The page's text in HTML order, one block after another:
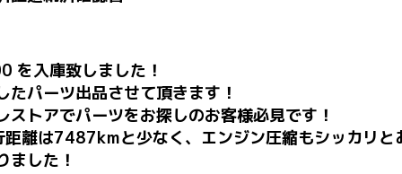
を入庫致しました！
パーツ出品させて頂きます！
トアでパーツをお探しのお客様必見です！
離は7487kmと少なく、エンジン圧縮もシッカリと
ました！